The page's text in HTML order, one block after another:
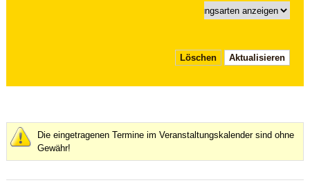
Löschen Aktualisieren
Die eingetragenen Termine im Veranstaltungskalender sind ohne
Gewähr!